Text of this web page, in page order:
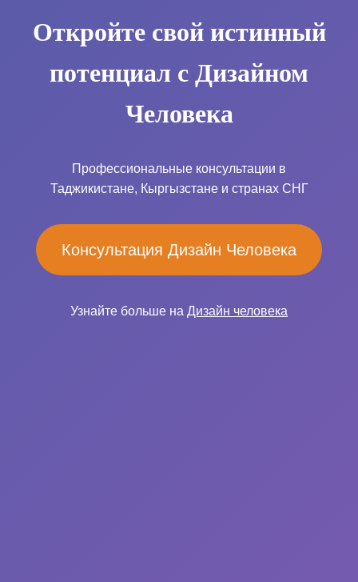
Откройте свой истинный
потенциал с Дизайном
Человека
Профессиональные консультации в
Таджикистане, Кыргызстане и странах СНГ
Консультация Дизайн Человека
Узнайте больше на Дизайн человека